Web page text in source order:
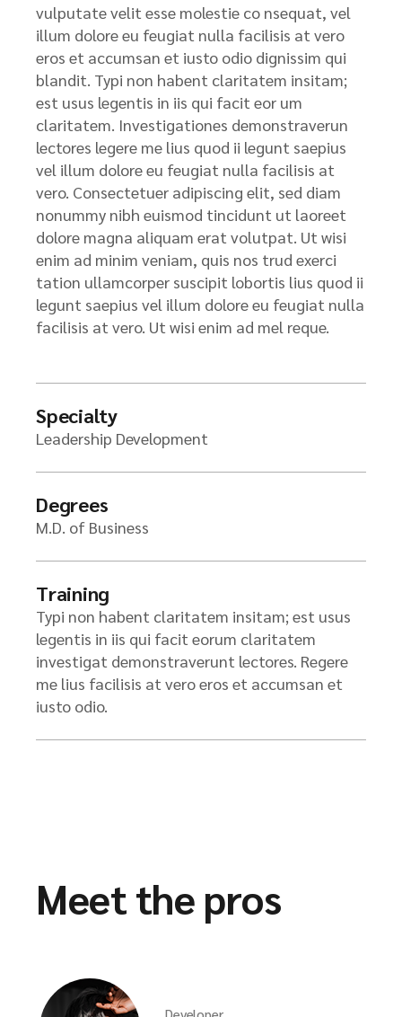
vulputate velit esse molestie co nsequat, vel
illum dolore eu feugiat nulla facilisis at vero
eros et accumsan et iusto odio dignissim qui
blandit. Typi non habent claritatem insitam;
est usus legentis in iis qui facit eor um
claritatem. Investigationes demonstraverun
lectores legere me lius quod ii legunt saepius
vel illum dolore eu feugiat nulla facilisis at
vero. Consectetuer adipiscing elit, sed diam
nonummy nibh euismod tincidunt ut laoreet
dolore magna aliquam erat volutpat. Ut wisi
enim ad minim veniam, quis nos trud exerci
tation ullamcorper suscipit lobortis lius quod ii
legunt saepius vel illum dolore eu feugiat nulla
facilisis at vero. Ut wisi enim ad mel reque.
Specialty
Leadership Development
Degrees
M.D. of Business
Training
Typi non habent claritatem insitam; est usus
legentis in iis qui facit eorum claritatem
investigat demonstraverunt lectores. Regere
me lius facilisis at vero eros et accumsan et
iusto odio.
Meet the pros
Developer